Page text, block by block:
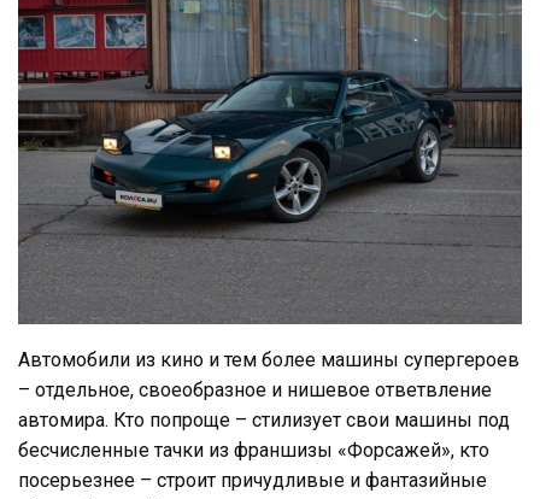
Автомобили из кино и тем более машины супергероев
– отдельное, своеобразное и нишевое ответвление
автомира. Кто попроще – стилизует свои машины под
бесчисленные тачки из франшизы «Форсажей», кто
посерьезнее – строит причудливые и фантазийные